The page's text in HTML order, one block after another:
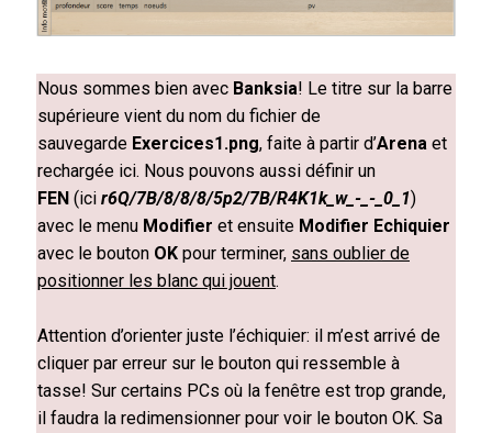
Nous sommes bien avec Banksia! Le titre sur la barre
supérieure vient du nom du fichier de
sauvegarde Exercices1.png, faite à partir d’Arena et
rechargée ici. Nous pouvons aussi définir un
FEN (ici r6Q/7B/8/8/8/5p2/7B/R4K1k_w_-_-_0_1)
avec le menu Modifier et ensuite Modifier Echiquier
avec le bouton OK pour terminer, sans oublier de
positionner les blanc qui jouent.
Attention d’orienter juste l’échiquier: il m’est arrivé de
cliquer par erreur sur le bouton qui ressemble à
tasse! Sur certains PCs où la fenêtre est trop grande,
il faudra la redimensionner pour voir le bouton OK. Sa